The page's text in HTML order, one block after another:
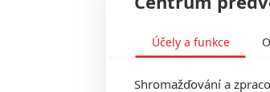
Účely a funkce
Shromažďování a